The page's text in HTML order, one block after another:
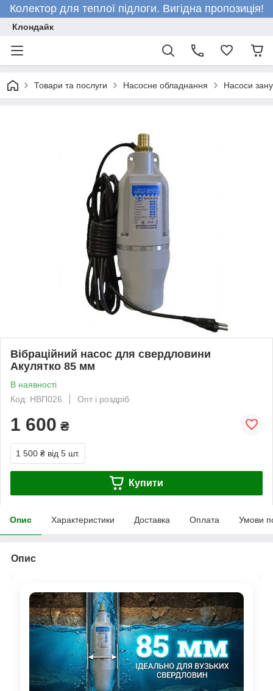
Колектор для теплої підлоги. Вигідна пропозиція!
Клондайк
Товари та послуги Насосне обладнання Насоси
Вібраційний насос для свердловини
Акулятко 85 мм
В наявності
Код: НВП026
Опт і роздріб
1 600 ₴
1 500 ₴ від 5 шт.
Купити
Опис Характеристики Доставка Оплата Умови
Опис